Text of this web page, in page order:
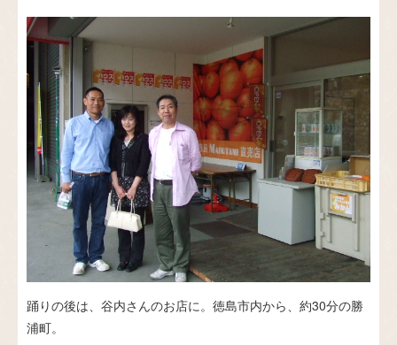
踊りの後は、谷内さんのお店に。徳島市内から、約30分の勝
浦町。